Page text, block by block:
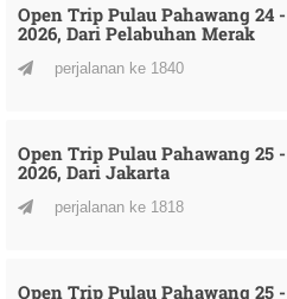
Open Trip Pulau Pahawang 24
2026, Dari Pelabuhan Merak
perjalanan ke 1840
Open Trip Pulau Pahawang 25
2026, Dari Jakarta
perjalanan ke 1818
Open Trip Pulau Pahawang 25